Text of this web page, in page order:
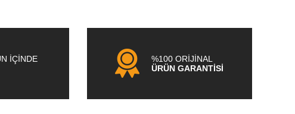
İÇİNDE
%100 ORİJİNAL
ÜRÜN GARANTİSİ